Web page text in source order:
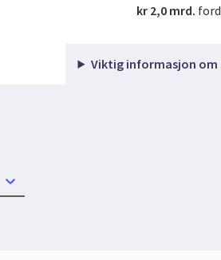
kr 2,0 mrd.
Viktig informasjon om